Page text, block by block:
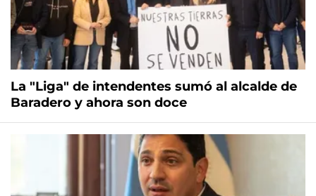
La "Liga" de intendentes sumó al alcalde de
Baradero y ahora son doce